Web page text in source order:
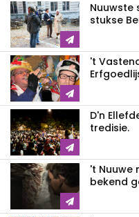
Nuuwste
stukse
't
D'n
tredisie.
't Nuuwe
bekend